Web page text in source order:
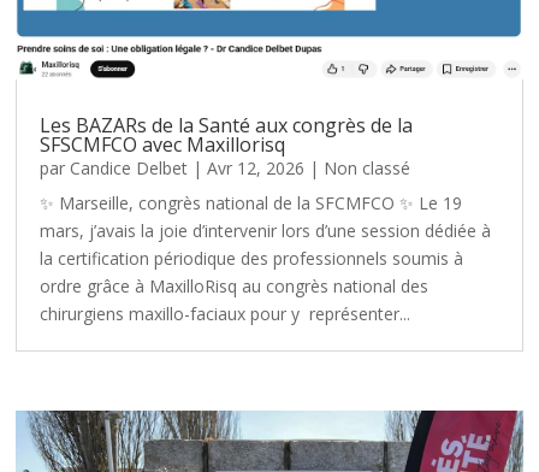
Les BAZARs de la Santé aux congrès de la
SFSCMFCO avec Maxillorisq
par Candice Delbet |Avr 12, 2026 | Non classé
✨ Marseille, congrès national de la SFCMFCO ✨ Le 19
mars, j’avais la joie d’intervenir lors d’une session dédiée à
la certification périodique des professionnels soumis à
ordre grâce à MaxilloRisq au congrès national des
chirurgiens maxillo-faciaux pour y représenter...